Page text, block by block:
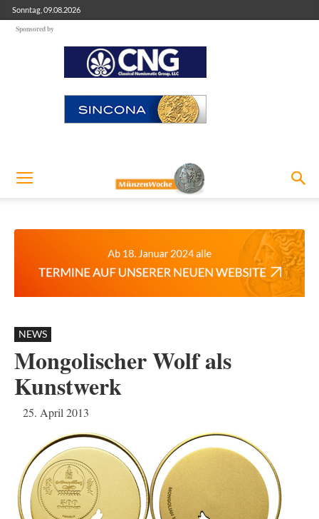
Sonntag, 09.08.2026
Sponsored by
NEWS
Mongolischer Wolf als
Kunstwerk
25. April 2013